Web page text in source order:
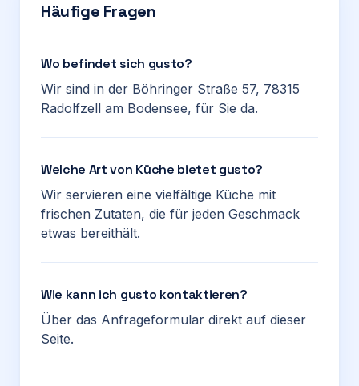
Häufige Fragen
Wo befindet sich gusto?
Wir sind in der Böhringer Straße 57, 78315
Radolfzell am Bodensee, für Sie da.
Welche Art von Küche bietet gusto?
Wir servieren eine vielfältige Küche mit
frischen Zutaten, die für jeden Geschmack
etwas bereithält.
Wie kann ich gusto kontaktieren?
Über das Anfrageformular direkt auf dieser
Seite.